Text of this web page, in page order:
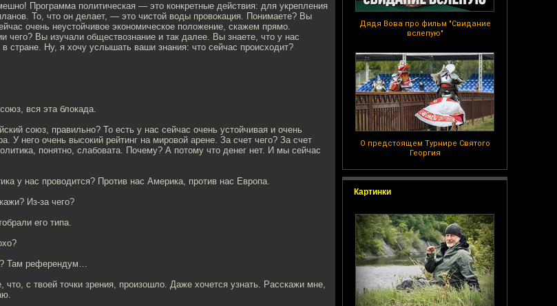
Дядя Вова про фильм "Свидание
вслепую"
О предстоящем Турнире Святого
Георгия
Картинки
Программа политическая — это конкретные действия: для укрепления
То, что он делает, — это чистой воды провокация. Понимаете? Вы
очень неустойчивое экономическое положение, скажем прямо.
чего? Вы изучали обществознание и так далее. Вы знаете, что у нас
стране. Ну, я хочу услышать ваши знания: что сейчас происходит?
вся эта блокада.
союз, правильно? То есть у нас сейчас очень устойчивая и очень
У него очень высокий рейтинг на мировой арене. За счет чего? За счет
понятно, слабовата. Почему? А потому что денег нет. И мы сейчас
у нас проводится? Против нас Америка, против нас Европа.
Из-за чего?
его типа.
Там референдум…
с твоей точки зрения, произошло. Даже хочется узнать. Расскажи мне,